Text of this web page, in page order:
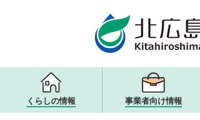
くらしの情報
メニュー
事業者向け情報
メニュー
メニュー
メニュー